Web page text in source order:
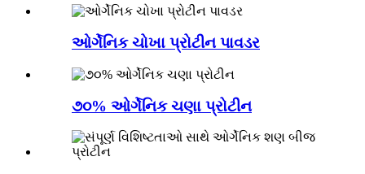
ઓર્ગેનિક ચોખા પ્રોટીન પાવડર
૭૦% ઓર્ગેનિક ચણા પ્રોટીન